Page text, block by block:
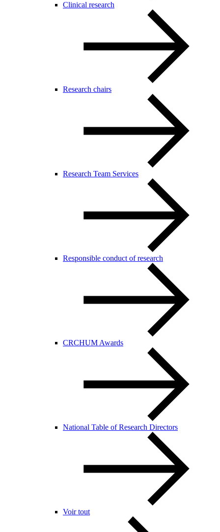
Clinical research
Research chairs
Research Team Services
Responsible conduct of research
CRCHUM Awards
National Table of Research Directors
Voir tout